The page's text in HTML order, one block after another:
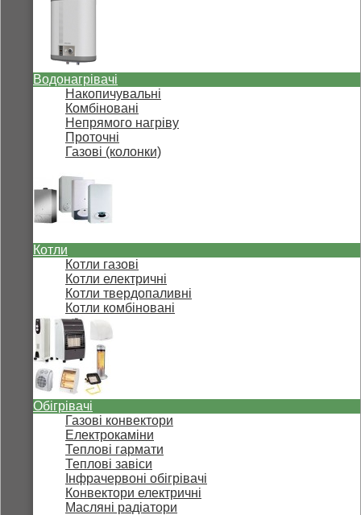
Водонагрівачі
Накопичувальні
Комбіновані
Непрямого нагріву
Проточні
Газові (колонки)
Котли
Котли газові
Котли електричні
Котли твердопаливні
Котли комбіновані
Обігрівачі
Газові конвектори
Електрокаміни
Теплові гармати
Теплові завіси
Інфрачервоні обігрівачі
Конвектори електричні
Масляні радіатори